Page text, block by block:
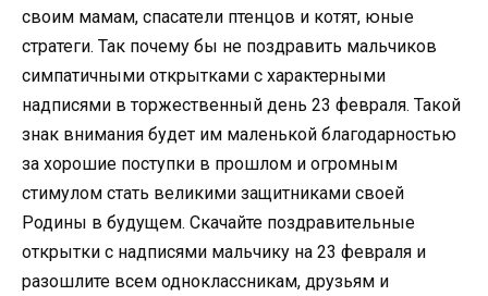
своим мамам, спасатели птенцов и котят, юные
стратеги. Так почему бы не поздравить мальчиков
симпатичными открытками с характерными
надписями в торжественный день 23 февраля. Такой
знак внимания будет им маленькой благодарностью
за хорошие поступки в прошлом и огромным
стимулом стать великими защитниками своей
Родины в будущем. Скачайте поздравительные
открытки с надписями мальчику на 23 февраля и
разошлите всем одноклассникам, друзьям и